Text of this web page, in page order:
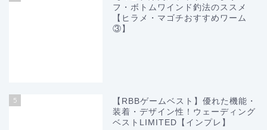
フ・ボトムワインド釣法のススメ
【ヒラメ・マゴチおすすめワーム
③】
5
【RBBゲームベスト】優れた機能・
装着・デザイン性！ウェーディング
ベストLIMITED【インプレ】